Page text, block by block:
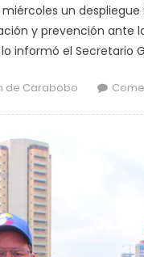
un
y prevención ante
informó el Secretario
de Carabobo